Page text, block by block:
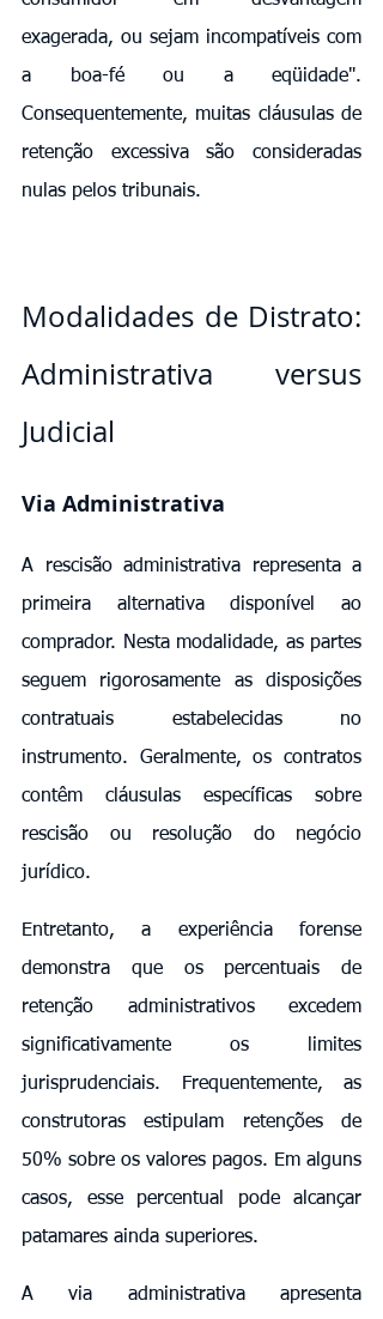
exagerada, ou sejam incompatíveis com
a boa-fé ou a eqüidade".
Consequentemente, muitas cláusulas de
retenção excessiva são consideradas
nulas pelos tribunais.
Modalidades de Distrato:
Administrativa versus
Judicial
Via Administrativa
A rescisão administrativa representa a
primeira alternativa disponível ao
comprador. Nesta modalidade, as partes
seguem rigorosamente as disposições
contratuais estabelecidas no
instrumento. Geralmente, os contratos
contêm cláusulas específicas sobre
rescisão ou resolução do negócio
jurídico.
Entretanto, a experiência forense
demonstra que os percentuais de
retenção administrativos excedem
significativamente os limites
jurisprudenciais. Frequentemente, as
construtoras estipulam retenções de
50% sobre os valores pagos. Em alguns
casos, esse percentual pode alcançar
patamares ainda superiores.
A via administrativa apresenta